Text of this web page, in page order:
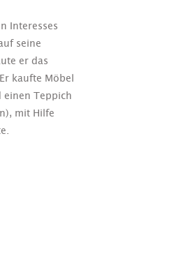
Interesses
seine
er das
kaufte Möbel
einen Teppich
mit Hilfe